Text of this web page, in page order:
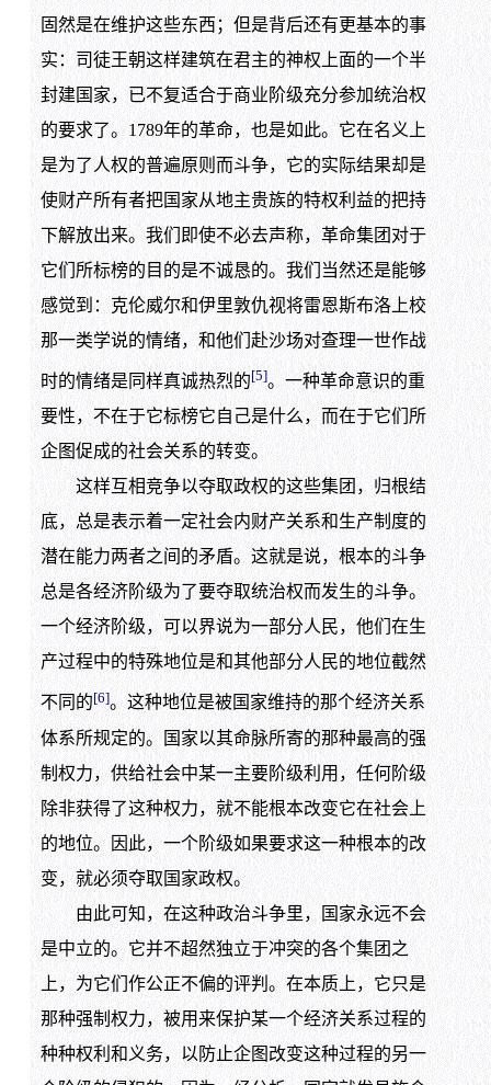
固然是在维护这些东西；但是背后还有更基本的事
实：司徒王朝这样建筑在君主的神权上面的一个半
封建国家，已不复适合于商业阶级充分参加统治权
的要求了。1789年的革命，也是如此。它在名义上
是为了人权的普遍原则而斗争，它的实际结果却是
使财产所有者把国家从地主贵族的特权利益的把持
下解放出来。我们即使不必去声称，革命集团对于
它们所标榜的目的是不诚恳的。我们当然还是能够
感觉到：克伦威尔和伊里敦仇视将雷恩斯布洛上校
那一类学说的情绪，和他们赴沙场对查理一世作战
时的情绪是同样真诚热烈的[5]。一种革命意识的重
要性，不在于它标榜它自己是什么，而在于它们所
企图促成的社会关系的转变。
这样互相竞争以夺取政权的这些集团，归根结
底，总是表示着一定社会内财产关系和生产制度的
潜在能力两者之间的矛盾。这就是说，根本的斗争
总是各经济阶级为了要夺取统治权而发生的斗争。
一个经济阶级，可以界说为一部分人民，他们在生
产过程中的特殊地位是和其他部分人民的地位截然
不同的[6]。这种地位是被国家维持的那个经济关系
体系所规定的。国家以其命脉所寄的那种最高的强
制权力，供给社会中某一主要阶级利用，任何阶级
除非获得了这种权力，就不能根本改变它在社会上
的地位。因此，一个阶级如果要求这一种根本的改
变，就必须夺取国家政权。
由此可知，在这种政治斗争里，国家永远不会
是中立的。它并不超然独立于冲突的各个集团之
上，为它们作公正不偏的评判。在本质上，它只是
那种强制权力，被用来保护某一个经济关系过程的
种种权利和义务，以防止企图改变这种过程的另一